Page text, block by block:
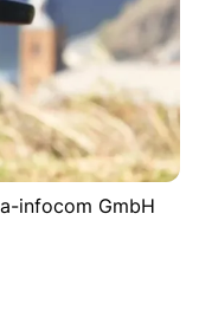
infocom GmbH